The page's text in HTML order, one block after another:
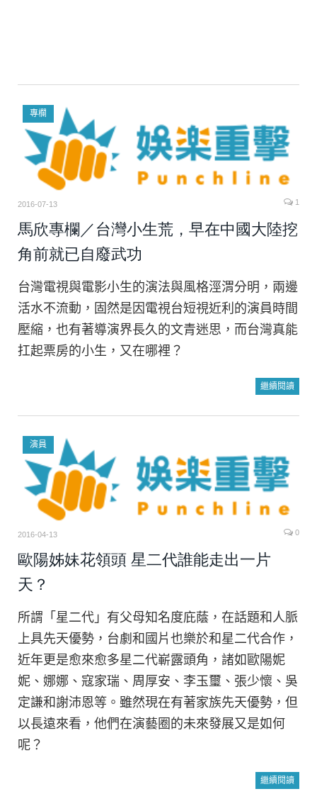
專欄
2016-07-13 1
馬欣專欄／台灣小生荒，早在中國大陸挖
角前就已自廢武功
台灣電視與電影小生的演法與風格涇渭分明，兩邊
活水不流動，固然是因電視台短視近利的演員時間
壓縮，也有著導演界長久的文青迷思，而台灣真能
扛起票房的小生，又在哪裡？
繼續閱讀
演員
2016-04-13 0
歐陽姊妹花領頭 星二代誰能走出一片
天？
所謂「星二代」有父母知名度庇蔭，在話題和人脈
上具先天優勢，台劇和國片也樂於和星二代合作，
近年更是愈來愈多星二代嶄露頭角，諸如歐陽妮
妮、娜娜、寇家瑞、周厚安、李玉璽、張少懷、吳
定謙和謝沛恩等。雖然現在有著家族先天優勢，但
以長遠來看，他們在演藝圈的未來發展又是如何
呢？
繼續閱讀